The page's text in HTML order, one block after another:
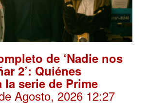
de ‘Nadie nos
2’: Quiénes
la serie de Prime
Agosto, 2026 12:27